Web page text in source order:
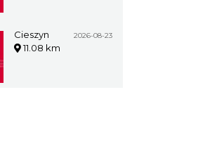
Cieszyn 2026-08-23
11.08 km